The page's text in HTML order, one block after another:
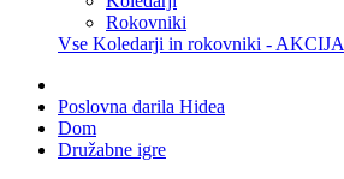
Rokovniki
Vse Koledarji in rokovniki - AKCIJA
Poslovna darila Hidea
Dom
Družabne igre